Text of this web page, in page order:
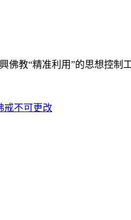
佛教“精准利用”的思想控制
戒不可更改